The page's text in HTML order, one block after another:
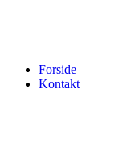
Forside
Kontakt